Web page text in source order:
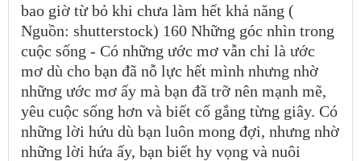
bao giờ từ bỏ khi chưa làm hết khả năng (
Nguồn: shutterstock) 160 Những góc nhìn trong
cuộc sống - Có những ước mơ vẫn chỉ là ước
mơ dù cho bạn đã nỗ lực hết mình nhưng nhờ
những ước mơ ấy mà bạn đã trỡ nên mạnh mẽ,
yêu cuộc sống hơn và biết cố gắng từng giây. Có
những lời hứu dù bạn luôn mong đợi, nhưng nhờ
những lời hứa ấy, bạn biết hy vọng và nuôi